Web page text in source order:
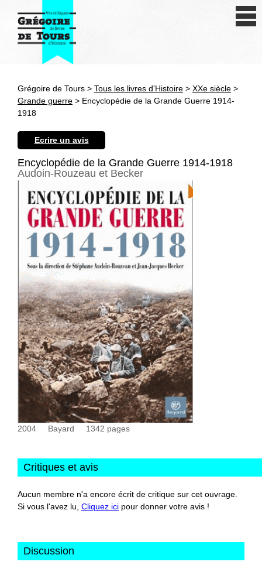
Antiquité
Révolution et XIXe siècle
XXe siècle
Autres civilisations
Thématiques
Grégoire de Tours > Tous les livres d'Histoire > XXe siècle >
Grande guerre > Encyclopédie de la Grande Guerre 1914-
1918
Ecrire un avis
Encyclopédie de la Grande Guerre 1914-1918
Audoin-Rouzeau et Becker
2004 Bayard 1342 pages
Critiques et avis
Aucun membre n'a encore écrit de critique sur cet ouvrage.
Si vous l'avez lu, Cliquez ici pour donner votre avis !
Discussion